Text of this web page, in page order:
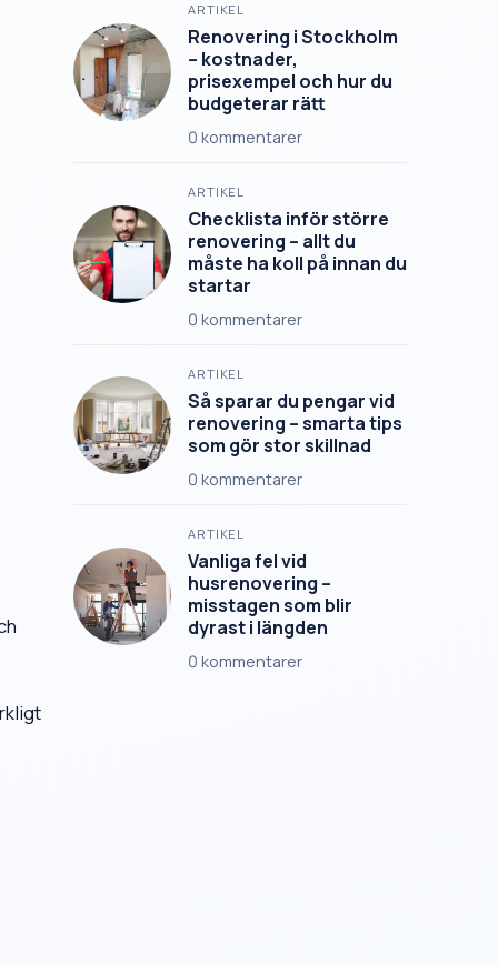
ARTIKEL
Renovering i Stockholm
– kostnader,
prisexempel och hur du
budgeterar rätt
0 kommentarer
ARTIKEL
Checklista inför större
renovering – allt du
måste ha koll på innan du
startar
0 kommentarer
ARTIKEL
Så sparar du pengar vid
renovering – smarta tips
som gör stor skillnad
0 kommentarer
ARTIKEL
Vanliga fel vid
husrenovering –
misstagen som blir
dyrast i längden
0 kommentarer